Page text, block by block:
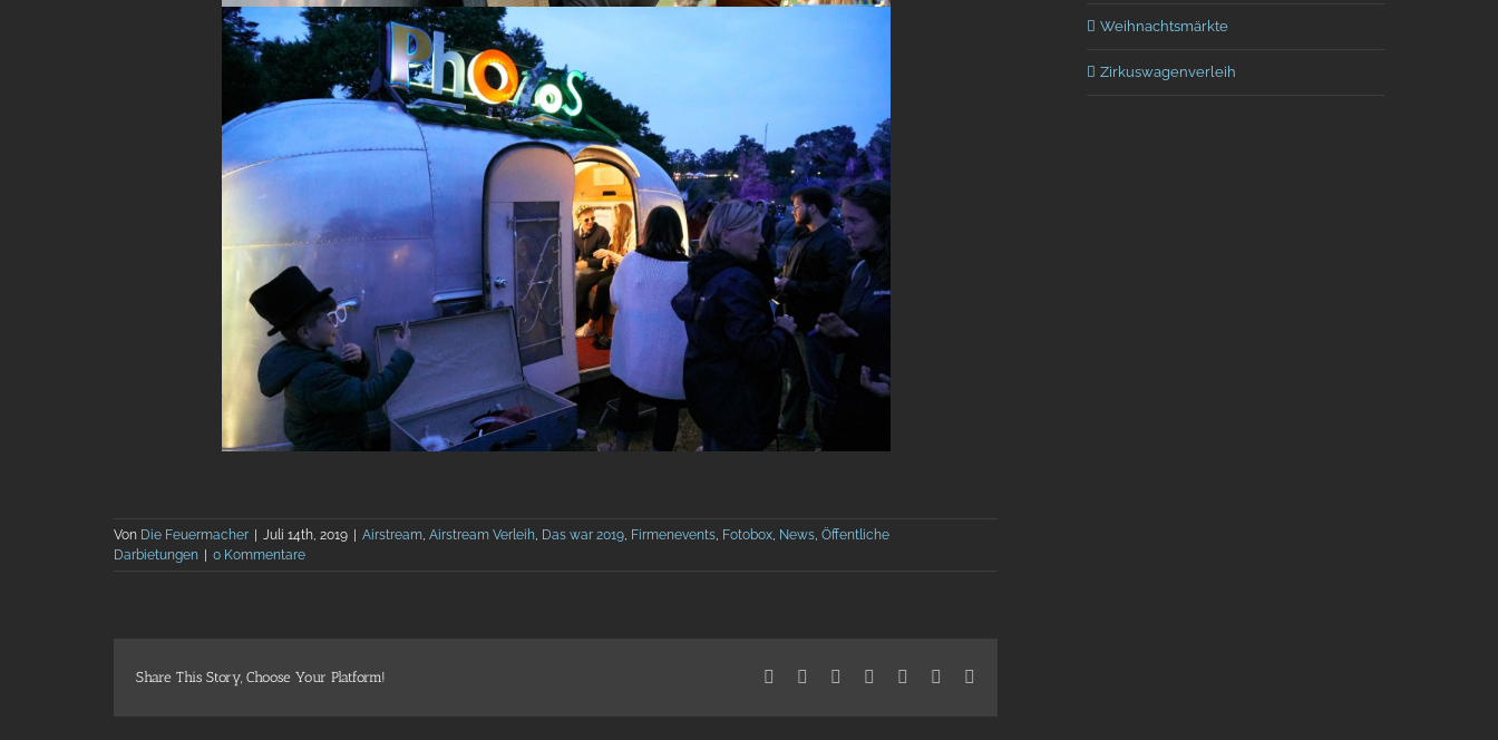
Von Die Feuermacher Juli 14th, 2019 Airstream, Airstream Verleih, Das war 2019, Firmenevents, Fotobox, News, Öffentliche
Darbietungen
0 Kommentare
Share This Story, Choose Your Platform! Facebook Reddit LinkedInTelegram
Tumblr
Weihnachtsmärkte
Zirkuswagenverleih